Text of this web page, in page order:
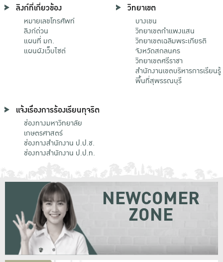
ลิงก์ที่เกี่ยวข้อง
หมายเลขโทรศัพท์
ลิงก์ด่วน
แผนที่ มก.
แผนผังเว็บไซต์
วิทยาเขต
บางเขน
วิทยาเขตกําแพงแสน
วิทยาเขตเฉลิมพระเกียรติ
จังหวัดสกลนคร
วิทยาเขตศรีราชา
สำนักงานเขตบริหารการเรียนรู้
พื้นที่สุพรรณบุรี
แจ้งเรื่องการร้องเรียนทุจริต
ช่องทางมหาวิทยาลัย
เกษตรศาสตร์
ช่องทางสำนักงาน ป.ป.ช.
ช่องทางสำนักงาน ป.ป.ท.
NEWCOMER
ZONE